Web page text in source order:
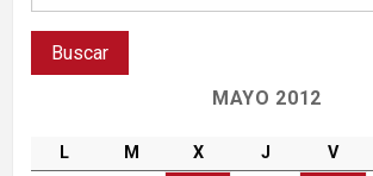
MAYO 2012
L M X J V